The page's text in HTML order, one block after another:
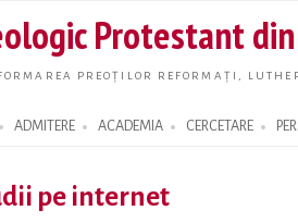
main
Protestant
PREOȚILOR REFORMAȚI,
ADMITERE ACADEMIA CERCETARE
pe internet